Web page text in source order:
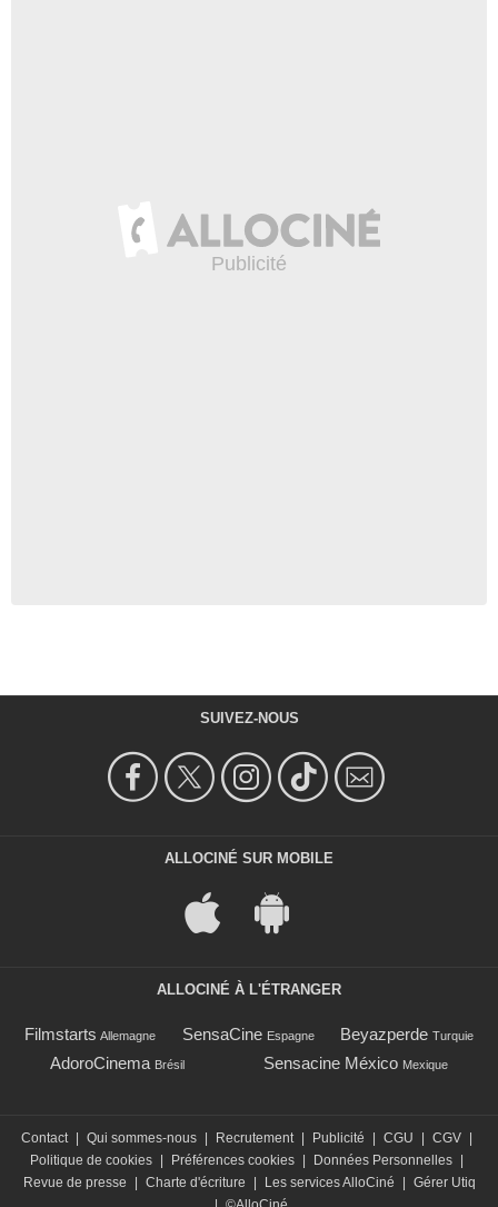
SUIVEZ-NOUS
ALLOCINÉ SUR MOBILE
ALLOCINÉ À L'ÉTRANGER
Filmstarts Allemagne SensaCine Espagne Beyazperde Turquie
AdoroCinema Brésil Sensacine México Mexique
Contact | Qui sommes-nous | Recrutement | Publicité | CGU | CGV |
Politique de cookies | Préférences cookies | Données Personnelles |
Revue de presse
| Charte d'écriture | Les services AlloCiné | Gérer Utiq